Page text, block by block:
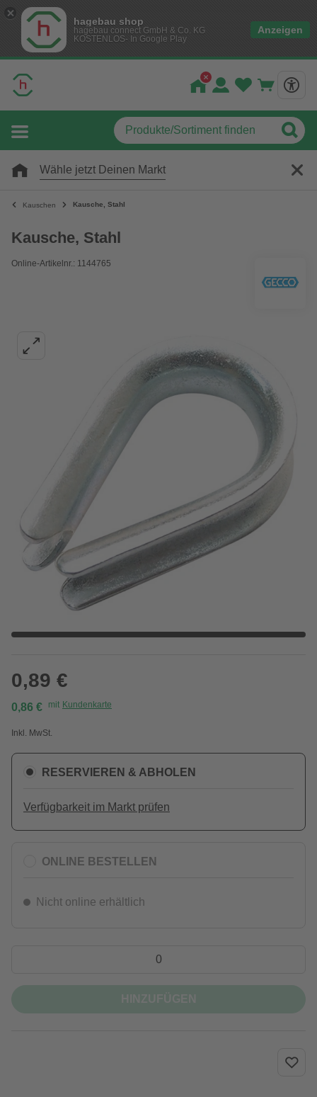
hagebau shop
hagebau connect GmbH & Co. KG
KOSTENLOS- In Google Play
Anzeigen
Wähle jetzt Deinen Markt
Kauschen Kausche, Stahl
Kausche, Stahl
Online-Artikelnr.: 1144765
0,89 €
0,86 € mit Kundenkarte
Inkl. MwSt.
RESERVIEREN & ABHOLEN
Verfügbarkeit im Markt prüfen
ONLINE BESTELLEN
Nicht online erhältlich